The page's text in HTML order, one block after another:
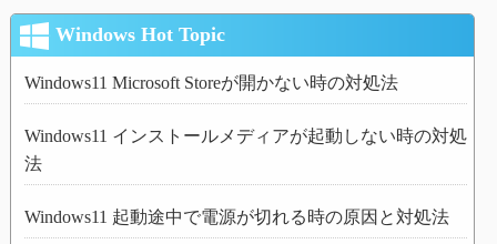
Windows Hot Topic
Windows11 Microsoft Storeが開かない時の対処法
Windows11 インストールメディアが起動しない時の対処
法
Windows11 起動途中で電源が切れる時の原因と対処法